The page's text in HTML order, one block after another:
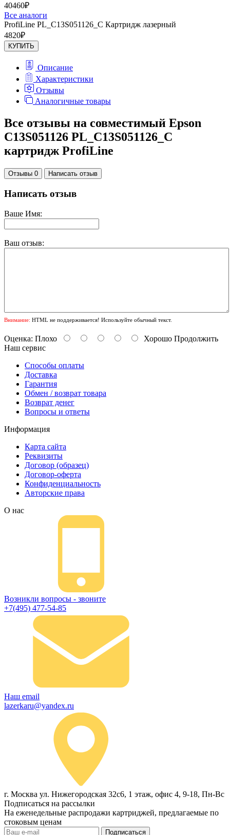
40460₽
Все аналоги
ProfiLine PL_C13S051126_C Картридж лазерный
4820₽
КУПИТЬ
Описание
Характеристики
Отзывы
Аналогичные товары
Все отзывы на совместимый Epson
C13S051126 PL_C13S051126_C
картридж ProfiLine
Отзывы 0 Написать отзыв
Написать отзыв
Ваше Имя:
Ваш отзыв:
Внимание: HTML не поддерживается! Используйте обычный текст.
Оценка: Плохо Хорошо Продолжить
Наш сервис
Способы оплаты
Доставка
Гарантия
Обмен / возврат товара
Возврат денег
Вопросы и ответы
Информация
Карта сайта
Реквизиты
Договор (образец)
Договор-оферта
Конфиденциальность
Авторские права
О нас
Возникли вопросы - звоните
+7(495) 477-54-85
Наш email
lazerkaru@yandex.ru
г. Москва ул. Нижегородская 32с6, 1 этаж, офис 4, 9-18, Пн-Вс
Подписаться на рассылки
На еженедельные распродажи картриджей, предлагаемые по
стоковым ценам
Подписаться